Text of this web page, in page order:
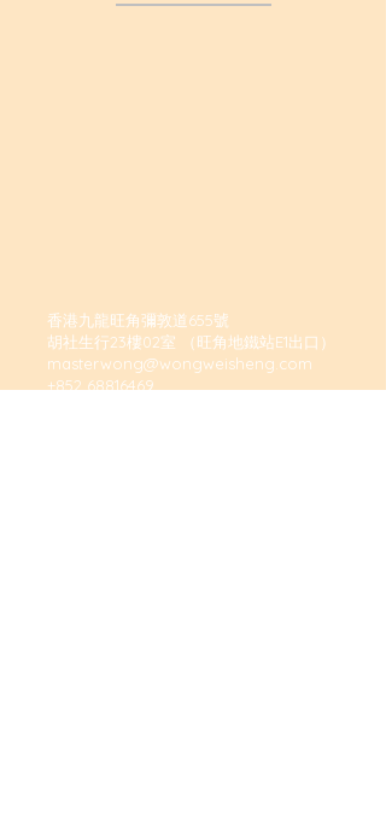
香港九龍旺角彌敦道655號
胡社生行23樓02室 （旺角地鐵站E1出口）
masterwong@wongweisheng.com
+852 68816469